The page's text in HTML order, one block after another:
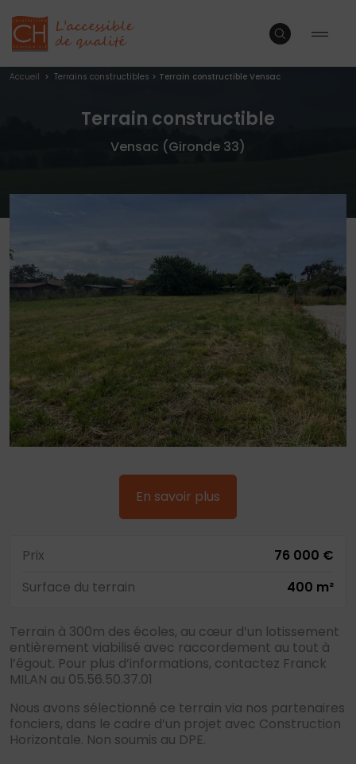
Accueil > Terrains constructibles > Terrain constructible Vensac
Terrain constructible
Vensac (Gironde 33)
En savoir plus
Prix
76 000 €
Surface du terrain
400 m²
Terrain à 300m des écoles, au cœur d’un lotissement
entièrement viabilisé avec raccordement au tout à
l’égout. Pour plus d’informations, contactez Franck
MILAN au 05.56.50.37.01
Nous avons sélectionné ce terrain via nos partenaires
fonciers, dans le cadre d’un projet avec Construction
Horizontale. Non soumis au DPE.